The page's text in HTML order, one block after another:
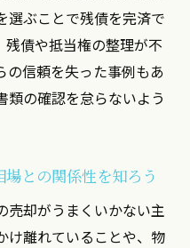
選ぶことで残債を完済で
残債や抵当権の整理が不
の信頼を失った事例もあ
類の確認を怠らないよう
との関係性を知ろう
売却がうまくいかない主
け離れていることや、物